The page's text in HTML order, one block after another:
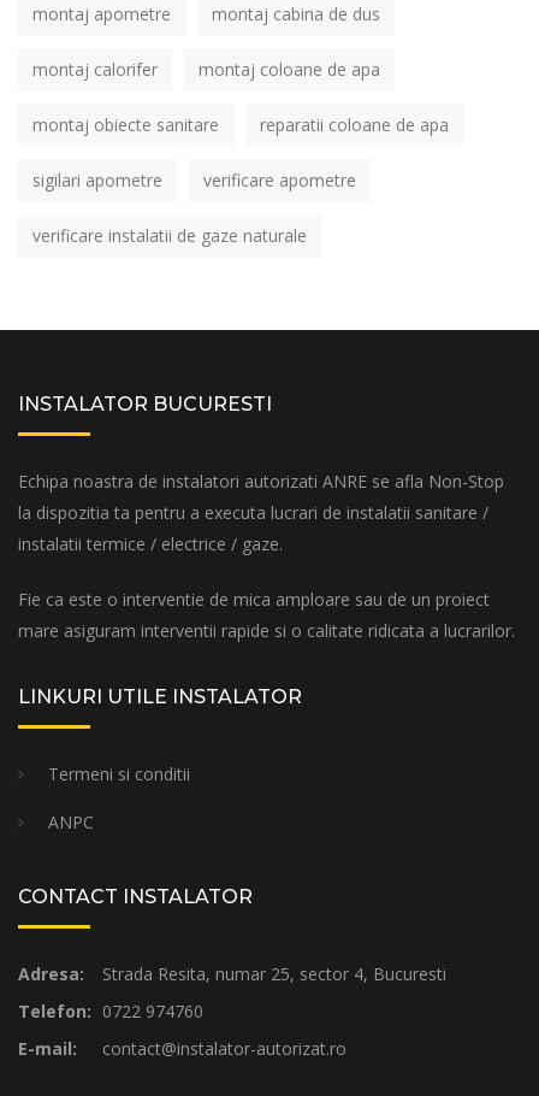
montaj apometre montaj cabina de dus
montaj calorifer montaj coloane de apa
montaj obiecte sanitare reparatii coloane de apa
sigilari apometre verificare apometre
verificare instalatii de gaze naturale
INSTALATOR BUCURESTI
Echipa noastra de instalatori autorizati ANRE se afla Non-Stop
la dispozitia ta pentru a executa lucrari de instalatii sanitare /
instalatii termice / electrice / gaze.
Fie ca este o interventie de mica amploare sau de un proiect
mare asiguram interventii rapide si o calitate ridicata a lucrarilor.
LINKURI UTILE INSTALATOR
Termeni si conditii
ANPC
CONTACT INSTALATOR
Adresa:
Strada Resita, numar 25, sector 4, Bucuresti
Telefon: 0722 974760
E-mail:
contact@instalator-autorizat.ro